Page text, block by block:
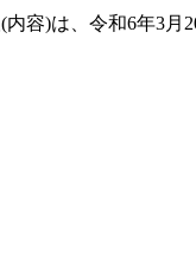
容)は、令和6年3月